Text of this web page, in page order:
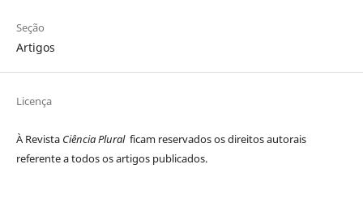
Seção
Artigos
Licença
À Revista Ciência Plural ficam reservados os direitos autorais
referente a todos os artigos publicados.